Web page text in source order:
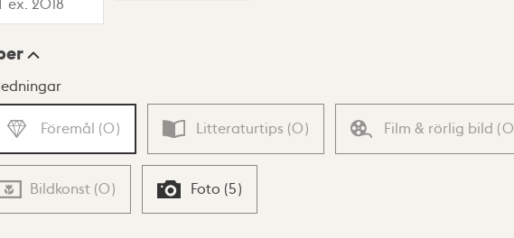
Föremål (0) Litteraturtips (0) Film & rörlig bild (0
Bildkonst (0) Foto (5)